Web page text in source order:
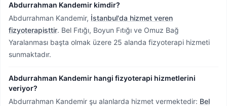
Abdurrahman Kandemir kimdir?
Abdurrahman Kandemir, İstanbul'da hizmet veren
fizyoterapisttir. Bel Fıtığı, Boyun Fıtığı ve Omuz Bağ
Yaralanması başta olmak üzere 25 alanda fizyoterapi hizmeti
sunmaktadır.
Abdurrahman Kandemir hangi fizyoterapi hizmetlerini
veriyor?
Abdurrahman Kandemir şu alanlarda hizmet vermektedir: Bel